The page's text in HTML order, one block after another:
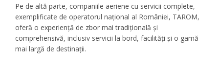
Pe de altă parte, companiile aeriene cu servicii complete,
exemplificate de operatorul național al României, TAROM,
oferă o experiență de zbor mai tradițională și
comprehensivă, inclusiv servicii la bord, facilități și o gamă
mai largă de destinații.